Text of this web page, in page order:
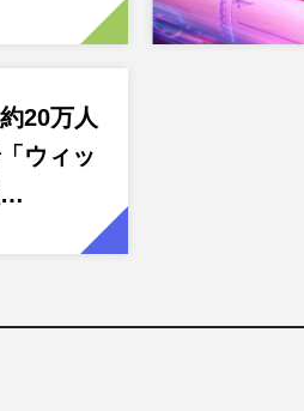
20万人
ウィッ
…